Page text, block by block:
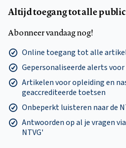
Altijd toegang tot alle
Abonneer vandaag nog!
Online toegang tot alle
Gepersonaliseerde alerts
Artikelen voor opleiding en
geaccrediteerde toetsen
Onbeperkt luisteren naar de
Antwoorden op al je vragen
NTVG'